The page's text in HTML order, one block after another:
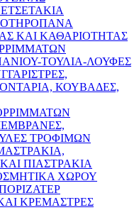
ΚΑΙ ΚΑΘΑΡΙΟΤΗΤΑΣ
ΤΟΥΛΙΑ-ΛΟΥΦΕΣ
ΚΟΥΒΑΔΕΣ,
ΤΡΟΦΙΜΩΝ
ΠΙΑΣΤΡΑΚΙΑ
ΧΩΡΟΥ
ΚΡΕΜΑΣΤΡΕΣ